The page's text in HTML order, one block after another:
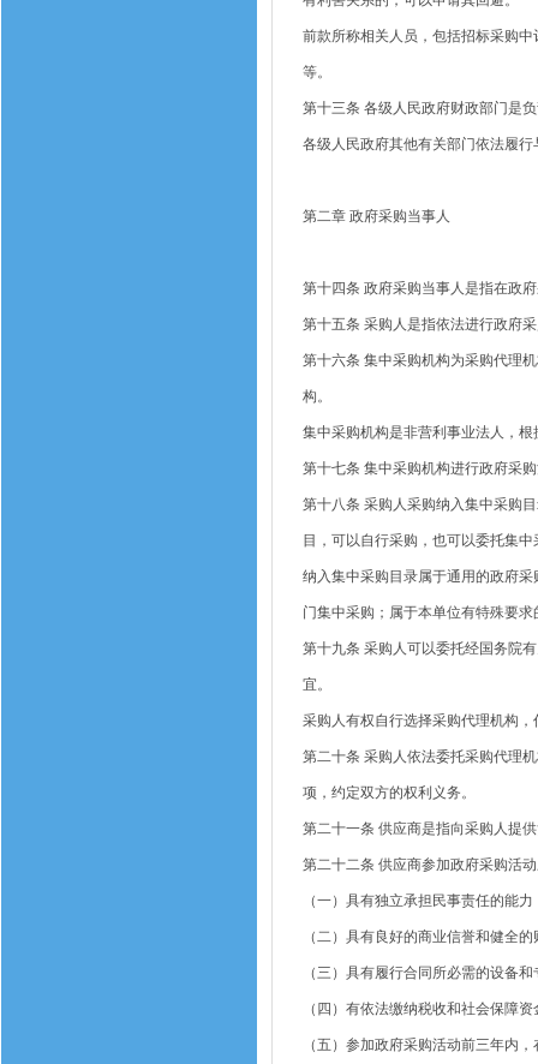
前款所称相关人员，包括招标采购
等。
第十三条 各级人民政府财政部门是
各级人民政府其他有关部门依法履
第二章 政府采购当事人
第十四条 政府采购当事人是指在政
第十五条 采购人是指依法进行政府
第十六条 集中采购机构为采购代理
构。
集中采购机构是非营利事业法人，
第十七条 集中采购机构进行政府采
第十八条 采购人采购纳入集中采购
目，可以自行采购，也可以委托集
纳入集中采购目录属于通用的政府
门集中采购；属于本单位有特殊要
第十九条 采购人可以委托经国务院
宜。
采购人有权自行选择采购代理机构
第二十条 采购人依法委托采购代理
项，约定双方的权利义务。
第二十一条 供应商是指向采购人提
第二十二条 供应商参加政府采购活
（一）具有独立承担民事责任的能力
（二）具有良好的商业信誉和健全
（三）具有履行合同所必需的设备
（四）有依法缴纳税收和社会保障
（五）参加政府采购活动前三年内